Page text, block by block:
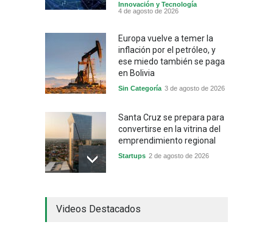
Innovación y Tecnología
4 de agosto de 2026
Europa vuelve a temer la
inflación por el petróleo, y
ese miedo también se paga
en Bolivia
Sin Categoría 3 de agosto de 2026
Santa Cruz se prepara para
convertirse en la vitrina del
emprendimiento regional
Startups 2 de agosto de 2026
industrial y el golpe puede
Videos Destacados